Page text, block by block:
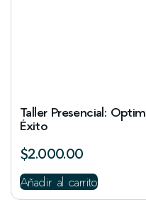
Taller Presencial:
Éxito
$2.000.00
Añadir al carrito